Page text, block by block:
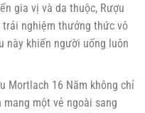
gia vị và da thuộc, Rượu
nghiệm thưởng thức vô
này khiến người uống luôn
Mortlach 16 Năm không chỉ
một vẻ ngoài sang